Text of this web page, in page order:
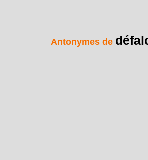
Antonymes de